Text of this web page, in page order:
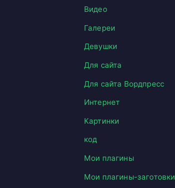
Видео
Галереи
Девушки
Для сайта
Для сайта Вордпресс
Интернет
Картинки
код
Мои плагины
Мои плагины-заготовки